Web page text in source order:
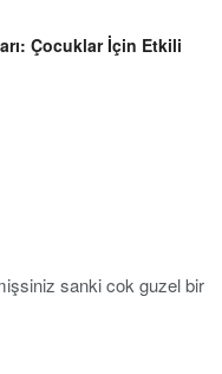
Çocuklar İçin Etkili
sanki cok guzel bir